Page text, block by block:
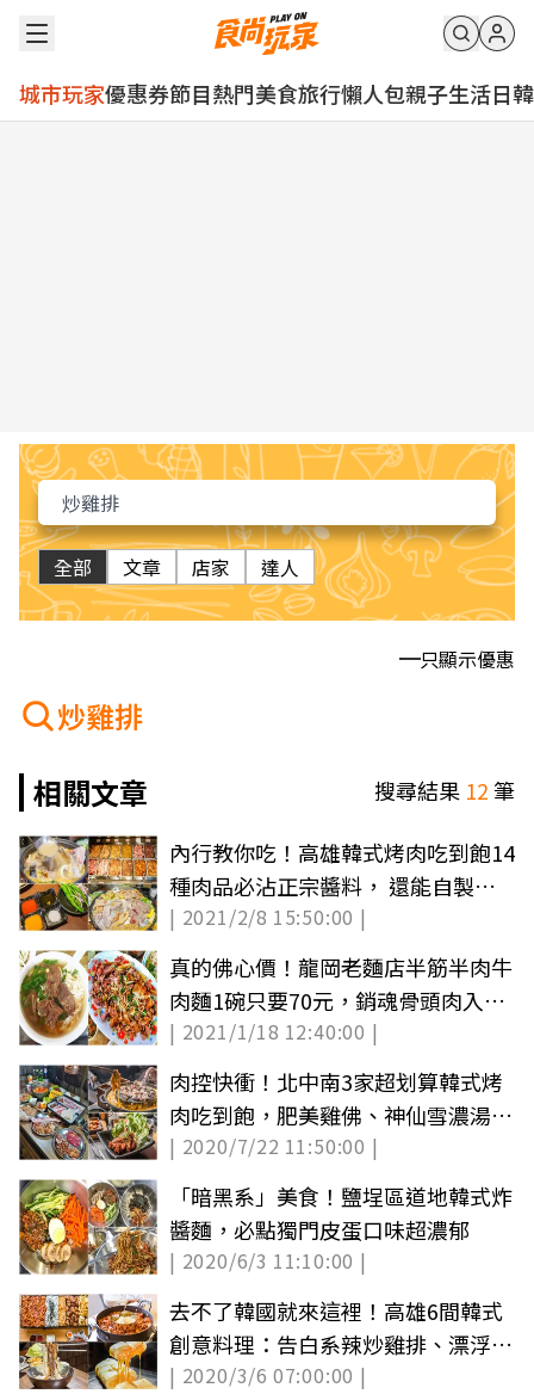
城市玩家優惠券節目熱門美食旅行懶人包親子生活日韓
全部 文章 店家 達人
只顯示優惠
炒雞排
相關文章
搜尋結果 12筆
內行教你吃！高雄韓式烤肉吃到飽14
種肉品必沾正宗醬料， 還能自製超
邪惡痛風鍋
| 2021/2/8 15:50:00 |
真的佛心價！龍岡老麵店半筋半肉牛
肉麵1碗只要70元，銷魂骨頭肉入口
即化也必點
| 2021/1/18 12:40:00 |
肉控快衝！北中南3家超划算韓式烤
肉吃到飽，肥美雞佛、神仙雪濃湯也
任你吃
| 2020/7/22 11:50:00 |
「暗黑系」美食！鹽埕區道地韓式炸
醬麵，必點獨門皮蛋口味超濃郁
| 2020/6/3 11:10:00 |
去不了韓國就來這裡！高雄6間韓式
創意料理：告白系辣炒雞排、漂浮炸
醬麵
| 2020/3/6 07:00:00 |